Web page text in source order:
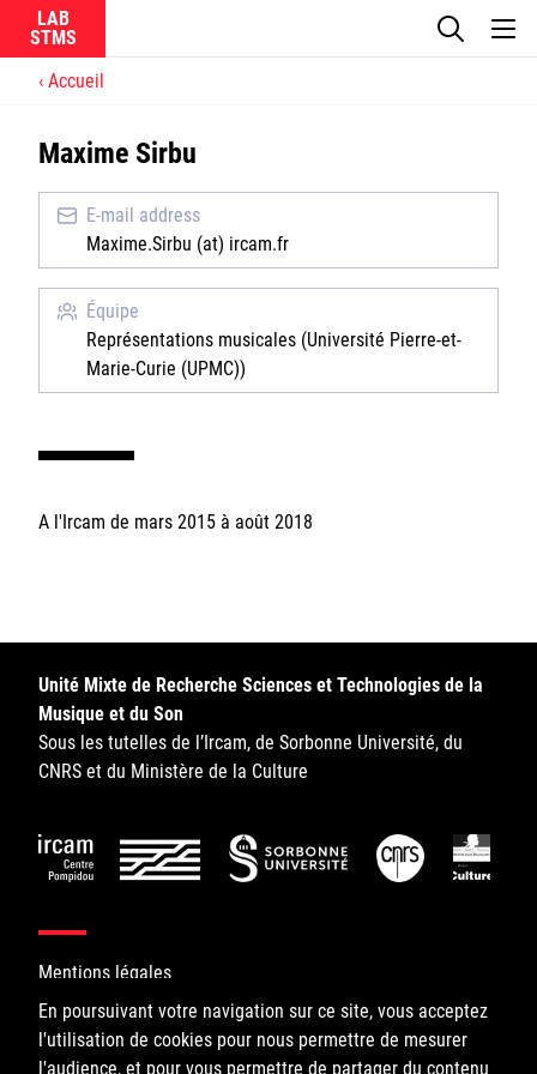
LAB
Ircam
CNRS
Rester informé
Offres d'emplois/stages
La recherche
Actualités
Équipes
Accueil
Maxime Sirbu
E-mail address
Maxime.Sirbu (at) ircam.fr
Équipe
Représentations musicales (Université Pierre-et-
Marie-Curie (UPMC))
A l'Ircam de mars 2015 à août 2018
En poursuivant votre navigation sur ce site, vous acceptez
l'utilisation de cookies pour nous permettre de mesurer
l'audience, et pour vous permettre de partager du contenu
Unité Mixte de Recherche Sciences et Technologies de la
Musique et du Son
Sous les tutelles de l’Ircam, de Sorbonne Université, du
CNRS et du Ministère de la Culture
Mentions légales
©IRCAM, 2026. All Rights Reserved.